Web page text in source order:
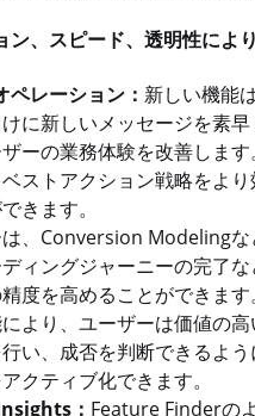
ン、スピード、透明性によ
レーション： 新しい機能
に新しいメッセージを素
ーの業務体験を改善しま
ストアクション戦略をよ
きます。
、Conversion Modelingな
ィングジャーニーの完了
度を高めることができま
より、ユーザーは価値の
い、成否を判断できるよ
クティブ化できます。
： Feature Finderの